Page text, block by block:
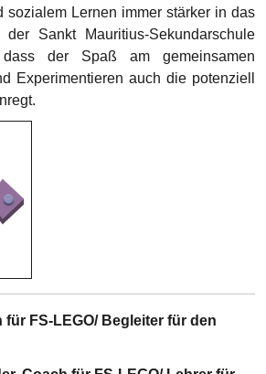
sozialem Lernen immer stärker in das
Sankt Mauritius-Sekundarschule
dass der Spaß am gemeinsamen
Experimentieren auch die potenziell
für FS-LEGO/ Begleiter für den